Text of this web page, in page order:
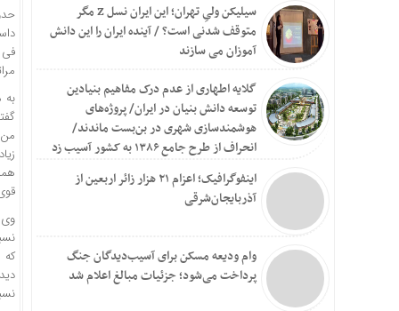
سیلیکن ولیِ تهران؛ این ایران نسل Z مگر
متوقف شدنی است؟ / آینده ایران را این دانش
آموزان می سازند
گلایه اطهاری از عدم درک مفاهیم بنیادین
توسعه دانش بنیان در ایران/ پروژه‌های
هوشمندسازی شهری در بن‌بست ماندند/
انحراف از طرح جامع ۱۳۸۶ به کشور آسیب زد
اینفوگرافیک؛ اعزام ۲۱ هزار زائر اربعین از
آذربایجان‌شرقی
وام ودیعه مسکن برای آسیب‌دیدگان جنگ
پرداخت می‌شود؛ جزئیات مبالغ اعلام شد
فی
به
وی
که